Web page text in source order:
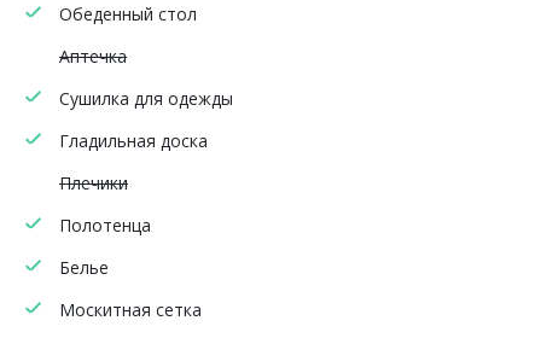
Обеденный стол
Аптечка
Сушилка для одежды
Гладильная доска
Плечики
Полотенца
Белье
Москитная сетка